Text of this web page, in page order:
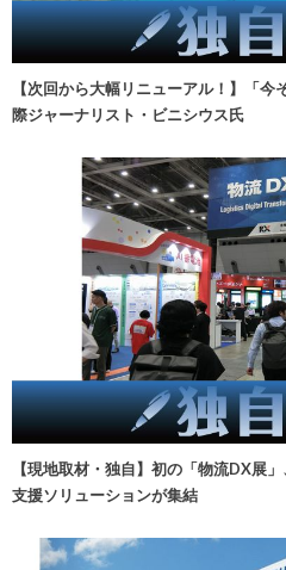
【次回から大幅リニューアル！】「
際ジャーナリスト・ビニシウス氏
【現地取材・独自】初の「物流DX展
支援ソリューションが集結